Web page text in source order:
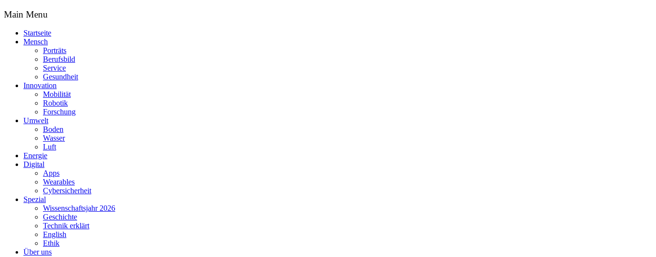
Main Menu
Startseite
Mensch
Porträts
Berufsbild
Service
Gesundheit
Innovation
Mobilität
Robotik
Forschung
Umwelt
Boden
Wasser
Luft
Energie
Digital
Apps
Wearables
Cybersicherheit
Spezial
Wissenschaftsjahr 2026
Geschichte
Technik erklärt
English
Ethik
Über uns